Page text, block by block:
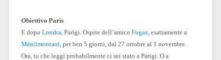
Obiettivo Paris
E dopo Londra, Parigi. Ospite dell’amico Fugaz, esattamente a
Ménilmontant, per ben 5 giorni, dal 27 ottobre al 1 novembre.
Ora, tu che leggi probabilmente ci sei stato a Parigi. O a